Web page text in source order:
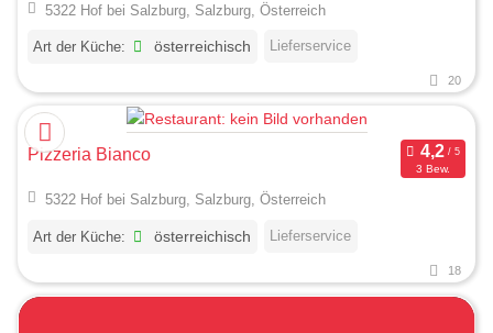
5322 Hof bei Salzburg, Salzburg, Österreich
Art der Küche: österreichisch Lieferservice
20
Pizzeria Bianco
3 Bew.
5322 Hof bei Salzburg, Salzburg, Österreich
Art der Küche: österreichisch Lieferservice
18